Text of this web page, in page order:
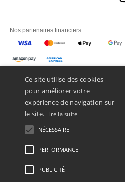
Nos partenaires financiers
Mentions Légales-Politique de Confidentialité
Ce site utilise des cookies
pour améliorer votre
expérience de navigation sur
le site. Lire la suite
NÉCESSAIRE
PERFORMANCE
PUBLICITÉ